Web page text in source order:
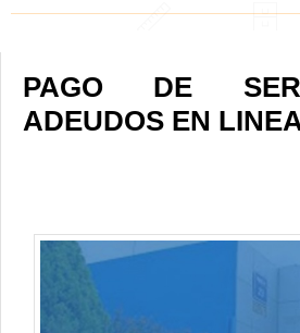
PAGO DE
ADEUDOS EN